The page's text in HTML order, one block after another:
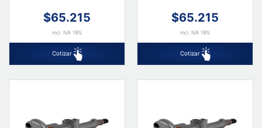
$65.215
incl. IVA 19%
Cotizar
$65.215
incl. IVA 19%
Cotizar